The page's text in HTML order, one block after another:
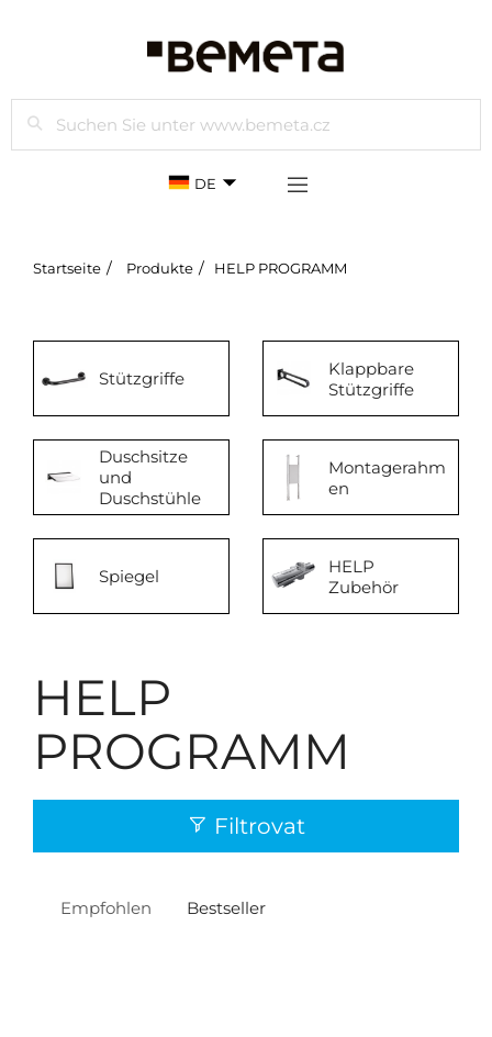
Suchen
DE
Startseite Produkte HELP PROGRAMM
Stützgriffe
Klappbare
Stützgriffe
Duschsitze
und
Duschstühle
Montagerahm
en
Spiegel
HELP
Zubehör
HELP
PROGRAMM
Filtrovat
Empfohlen Bestseller